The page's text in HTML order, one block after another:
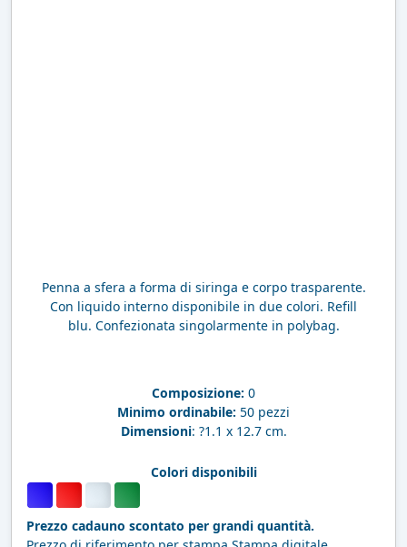
Penna a sfera a forma di siringa e corpo trasparente.
Con liquido interno disponibile in due colori. Refill
blu. Confezionata singolarmente in polybag.
Composizione: 0
Minimo ordinabile: 50 pezzi
Dimensioni: ?1.1 x 12.7 cm.
Colori disponibili
Prezzo cadauno scontato per grandi quantità.